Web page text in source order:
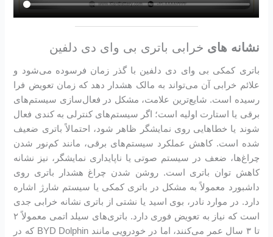
نشانه های خرابی باتری بی وای دی دلفین
باتری کمکی بی وای دی دلفین با گذر زمان فرسوده می‌شود و
علائم خرابی آن می‌تواند به مالک هشدار دهد که زمان تعویض فرا
رسیده است. شایع‌ترین علامت، مشکل در فعال‌سازی سیستم‌های
برقی یا استارت اولیه است؛ اگر سیستم‌های کنترلی به کندی فعال
شوند یا خطاهایی روی نمایشگر ظاهر شود، احتمالاً باتری ضعیف
شده است. کاهش عملکرد سیستم‌های برقی، مانند کم‌نور شدن
چراغ‌ها، ضعف در سیستم صوتی یا ناپایداری نمایشگر، نیز نشانه
کاهش توان باتری است. روشن شدن چراغ هشدار باتری روی
داشبورد معمولاً به مشکل در باتری کمکی یا سیستم شارژ اشاره
دارد. در موارد نادر، بوی اسید یا نشتی از باتری نشانه خرابی جدی
است که نیاز به تعویض فوری دارد. باتری‌های سیلد اتمی معمولاً ۲
تا ۳ سال عمر می‌کنند، اما در خودرویی مانند BYD Dolphin که در